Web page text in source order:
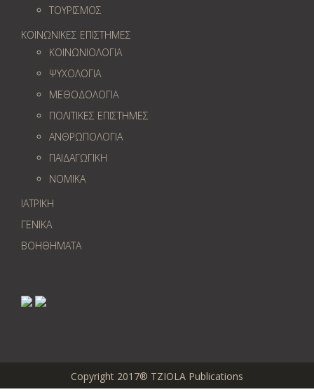
ΤΟΥΡΙΣΜΟΣ
ΚΟΙΝΩΝΙΚΕΣ ΕΠΙΣΤΗΜΕΣ
ΚΟΙΝΩΝΙΟΛΟΓΙΑ
ΨΥΧΟΛΟΓΙΑ
ΜΕΘΟΔΟΛΟΓΙΑ
ΠΟΛΙΤΙΚΕΣ ΕΠΙΣΤΗΜΕΣ
ΑΝΘΡΩΠΟΛΟΓΙΑ
ΠΑΙΔΑΓΩΓΙΚΗ
ΝΟΜΙΚΑ
ΙΑΤΡΙΚΗ
ΓΕΝΙΚΑ
ΒΟΗΘΗΜΑΤΑ
Copyright 2017® TZIOLA Publications